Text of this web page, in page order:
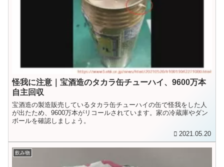
怪我に注意｜宝酒造のタカラ缶チューハイ、9600万本
自主回収
宝酒造の製造販売しているタカラ缶チューハイの缶で怪我をした人
が出たため、9600万本がリコールされています。家の冷蔵庫やダン
ボールを確認しましょう。
2021.05.20
飲み物